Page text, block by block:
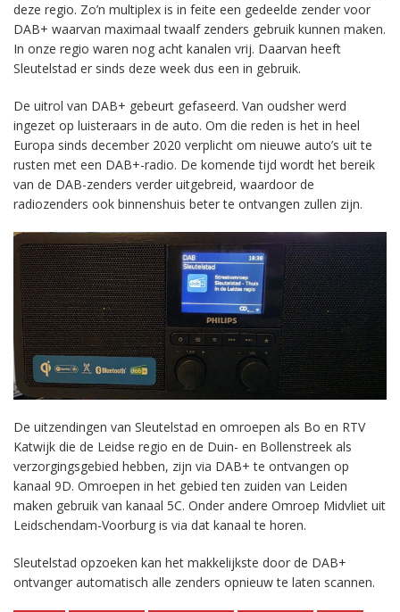
deze regio. Zo’n multiplex is in feite een gedeelde zender voor
DAB+ waarvan maximaal twaalf zenders gebruik kunnen maken.
In onze regio waren nog acht kanalen vrij. Daarvan heeft
Sleutelstad er sinds deze week dus een in gebruik.
De uitrol van DAB+ gebeurt gefaseerd. Van oudsher werd
ingezet op luisteraars in de auto. Om die reden is het in heel
Europa sinds december 2020 verplicht om nieuwe auto’s uit te
rusten met een DAB+-radio. De komende tijd wordt het bereik
van de DAB-zenders verder uitgebreid, waardoor de
radiozenders ook binnenshuis beter te ontvangen zullen zijn.
De uitzendingen van Sleutelstad en omroepen als Bo en RTV
Katwijk die de Leidse regio en de Duin- en Bollenstreek als
verzorgingsgebied hebben, zijn via DAB+ te ontvangen op
kanaal 9D. Omroepen in het gebied ten zuiden van Leiden
maken gebruik van kanaal 5C. Onder andere Omroep Midvliet uit
Leidschendam-Voorburg is via dat kanaal te horen.
Sleutelstad opzoeken kan het makkelijkste door de DAB+
ontvanger automatisch alle zenders opnieuw te laten scannen.